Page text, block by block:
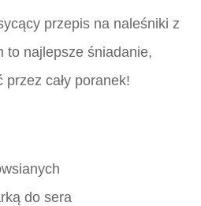
przepis na naleśniki z
to najlepsze śniadanie,
cały poranek!
do sera